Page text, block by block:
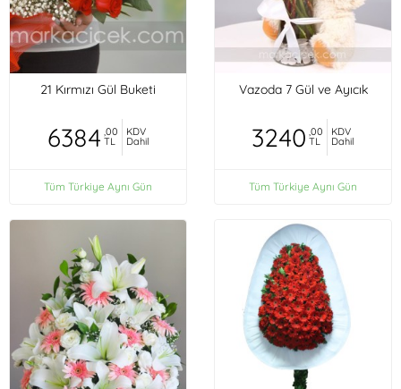
21 Kırmızı Gül Buketi
6384 ,00
TL
KDV
Dahil
Tüm Türkiye Aynı Gün
Vazoda 7 Gül ve Ayıcık
3240 ,00
TL
KDV
Dahil
Tüm Türkiye Aynı Gün